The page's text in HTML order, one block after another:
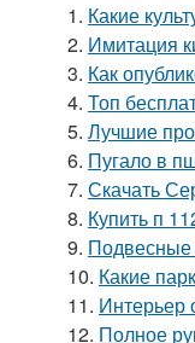
1. Какие
2. Имитация
3. Как
4. Топ
5. Лучшие
6. Пугало в
7. Скачать
8. Купить п
9. Подвесные
10. Какие
11. Интерьер
12. Полное